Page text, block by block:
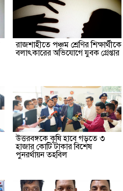
রাজশাহীতে পঞ্চম শ্রেণির শিক্ষার্থীকে
বলাৎকারের অভিযোগে যুবক গ্রেপ্তার
উত্তরবঙ্গকে কৃষি হাবে গড়তে ৩
হাজার কোটি টাকার বিশেষ
পুনরর্থায়ন তহবিল